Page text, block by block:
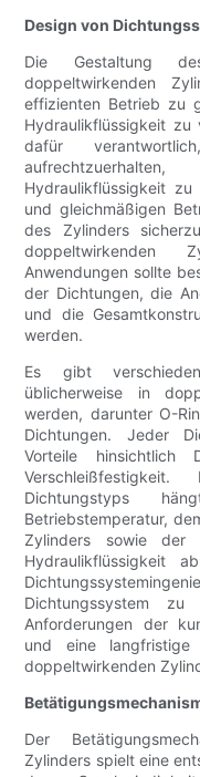
Design von
Die Gestaltung
doppeltwirkenden
effizienten Betrieb zu
Hydraulikflüssigkeit zu
dafür
Hydraulikflüssigkeit
und gleichmäßigen
des Zylinders
doppeltwirkenden
Anwendungen sollte
der Dichtungen, die
und die
werden.
Es gibt
üblicherweise in
werden, darunter O-
Dichtungen. Jeder
Vorteile hinsichtlich
Dichtungstyps
Betriebstemperatur,
Zylinders sowie der
Hydraulikflüssigkeit
Dichtungssystem
Anforderungen der
und eine langfristige
doppeltwirkenden
Der
Zylinders spielt eine